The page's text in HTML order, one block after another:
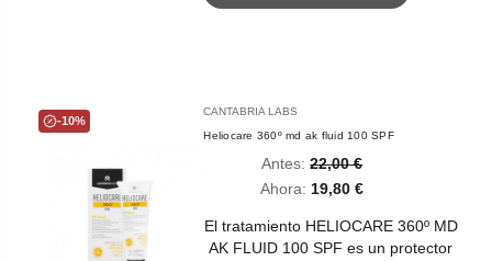
-10%
CANTABRIA LABS
Heliocare 360º md ak fluid 100 SPF
Ahora: 19,80 €
Antes: 22,00 €
El tratamiento HELIOCARE 360º MD
AK FLUID 100 SPF es un protector